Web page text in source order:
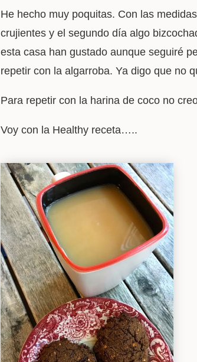
He hecho muy poquitas. Con las
crujientes y el segundo día algo
esta casa han gustado aunque seguiré
repetir con la algarroba. Ya digo que no
Para repetir con la harina de coco no
Voy con la Healthy receta…..